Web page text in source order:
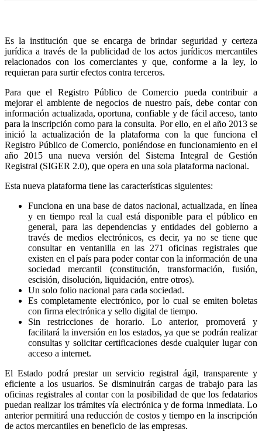
Es la institución que se encarga de brindar seguridad y certeza
jurídica a través de la publicidad de los actos jurídicos mercantiles
relacionados con los comerciantes y que, conforme a la ley, lo
requieran para surtir efectos contra terceros.
Para que el Registro Público de Comercio pueda contribuir a
mejorar el ambiente de negocios de nuestro país, debe contar con
información actualizada, oportuna, confiable y de fácil acceso, tanto
para la inscripción como para la consulta. Por ello, en el año 2013 se
inició la actualización de la plataforma con la que funciona el
Registro Público de Comercio, poniéndose en funcionamiento en el
año 2015 una nueva versión del Sistema Integral de Gestión
Registral (SIGER 2.0), que opera en una sola plataforma nacional.
Esta nueva plataforma tiene las características siguientes:
Funciona en una base de datos nacional, actualizada, en línea
y en tiempo real la cual está disponible para el público en
general, para las dependencias y entidades del gobierno a
través de medios electrónicos, es decir, ya no se tiene que
consultar en ventanilla en las 271 oficinas registrales que
existen en el país para poder contar con la información de una
sociedad mercantil (constitución, transformación, fusión,
escisión, disolución, liquidación, entre otros).
Un solo folio nacional para cada sociedad.
Es completamente electrónico, por lo cual se emiten boletas
con firma electrónica y sello digital de tiempo.
Sin restricciones de horario. Lo anterior, promoverá y
facilitará la inversión en los estados, ya que se podrán realizar
consultas y solicitar certificaciones desde cualquier lugar con
acceso a internet.
El Estado podrá prestar un servicio registral ágil, transparente y
eficiente a los usuarios. Se disminuirán cargas de trabajo para las
oficinas registrales al contar con la posibilidad de que los fedatarios
puedan realizar los trámites vía electrónica y de forma inmediata. Lo
anterior permitirá una reducción de costos y tiempo en la inscripción
de actos mercantiles en beneficio de las empresas.